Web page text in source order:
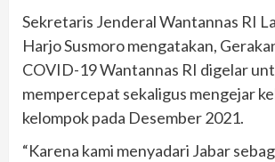
Sekretaris Jenderal Wantannas RI
Harjo Susmoro mengatakan,
COVID-19 Wantannas RI digelar
mempercepat sekaligus mengejar
kelompok pada Desember 2021.
“Karena kami menyadari Jabar